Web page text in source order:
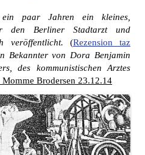
paar Jahren ein kleines,
den Berliner Stadtarzt und
veröffentlicht. (Rezension taz
Bekannter von Dora Benjamin
des kommunistischen Arztes
Brodersen 23.12.14